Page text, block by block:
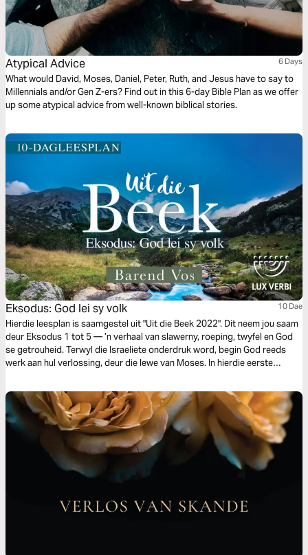
Atypical Advice 6 Days
What would David, Moses, Daniel, Peter, Ruth, and Jesus have to say to
Millennials and/or Gen Z-ers? Find out in this 6-day Bible Plan as we offer
up some atypical advice from well-known biblical stories.
Eksodus: God lei sy volk 10 Dae
Hierdie leesplan is saamgestel uit "Uit die Beek 2022". Dit neem jou saam
deur Eksodus 1 tot 5 — ’n verhaal van slawerny, roeping, twyfel en God
se getrouheid. Terwyl die Israeliete onderdruk word, begin God reeds
werk aan hul verlossing, deur die lewe van Moses. In hierdie eerste
en hulle nooit alleen laat nie. Hierdie leesplan nooi jou om weer God se
stem, leiding en teenwoordigheid in jou eie lewe raak te sien.